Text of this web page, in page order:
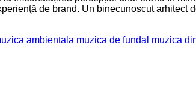
de brand. Un binecunoscut arhitect
ambientala muzica de fundal muzica